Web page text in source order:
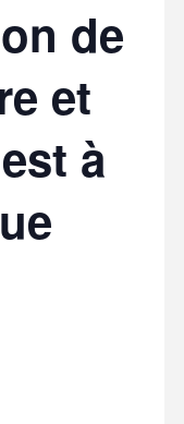
de
et
à